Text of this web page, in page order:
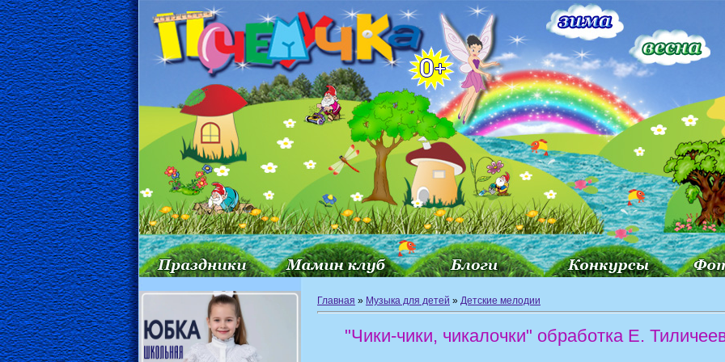
Главная » Музыка для детей » Детские мелодии
"Чики-чики, чикалочки" обработка Е.